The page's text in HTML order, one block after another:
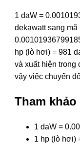
1 daW =
dekawatt sang
hp (lò hơi) = 981
và xuất hiện trong
vậy việc chuyển
Tham
1 daW =
1 hp (lò hơi)